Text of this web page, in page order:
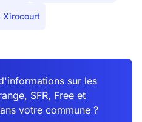
Xirocourt
sur les
SFR, Free et
votre commune ?